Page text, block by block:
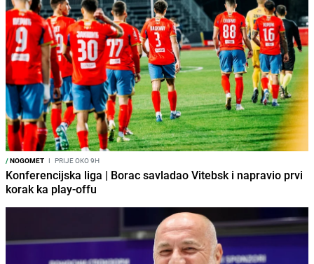
/NOGOMET I PRIJE OKO 9H
Konferencijska liga | Borac savladao Vitebsk i napravio prvi
korak ka play-offu